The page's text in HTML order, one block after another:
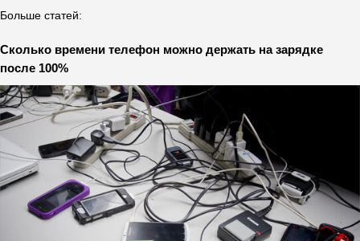
Больше статей:
Сколько времени телефон можно держать на зарядке
после 100%